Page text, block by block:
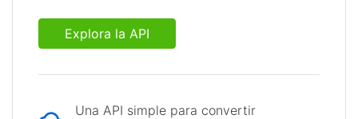
Explora la API
Una API simple para convertir